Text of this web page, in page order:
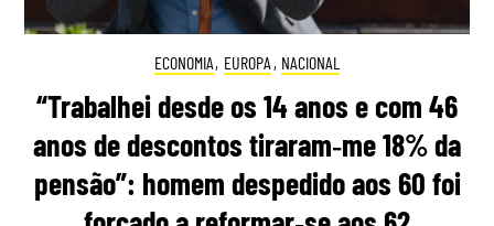
ECONOMIA, EUROPA , NACIONAL
“Trabalhei desde os 14 anos e com 46
anos de descontos tiraram‑me 18% da
pensão”: homem despedido aos 60 foi